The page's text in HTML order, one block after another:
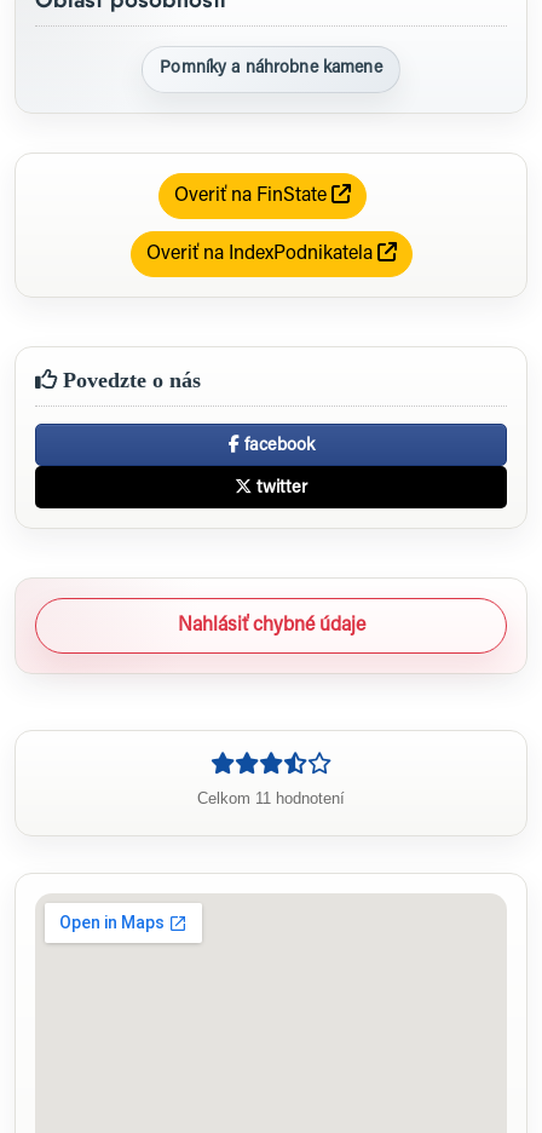
Pomníky a náhrobne kamene
Overiť na FinState
Overiť na IndexPodnikatela
Povedzte o nás
facebook
twitter
Nahlásiť chybné údaje
Celkom 11 hodnotení